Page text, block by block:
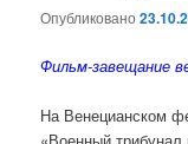
Опубликовано
Фильм-завещание
На Венецианском